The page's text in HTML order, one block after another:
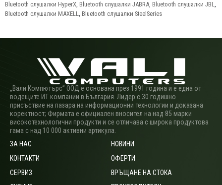
Bluetooth слушалки HyperX, Bluetooth слушалки JABRA, Bluetooth слушалки JBL,
Bluetooth слушалки MAXELL, Bluetooth слушалки SteelSeries
„Вали Компютърс” ООД е основана през 1991 година и е една от
водещите ИТ компании в България. Лидер с 30 годишно
присъствие на пазара на информационни технологии и доказана
коректност; Фирмата е официален вносител на над 85 марки
високотехнологични продукти и се отличава с широка продуктова
гама с над 10 000 активни артикула.
ЗА НАС
КОНТАКТИ
СЕРВИЗ
НОВИНИ
ОФЕРТИ
ВРЪЩАНЕ НА СТОКА